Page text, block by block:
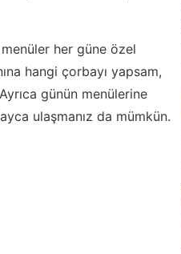
her güne özel
hangi çorbayı yapsam,
günün menülerine
ulaşmanız da mümkün.